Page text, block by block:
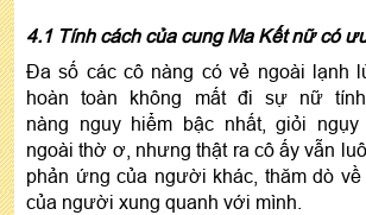
4.1 Tính cách của cung Ma Kết nữ có
Đa số các cô nàng có vẻ ngoài lạnh
hoàn toàn không mất đi sự nữ
nàng nguy hiểm bậc nhất, giỏi ngụy
ngoài thờ ơ, nhưng thật ra cô ấy vẫn
phản ứng của người khác, thăm dò
của người xung quanh với mình.